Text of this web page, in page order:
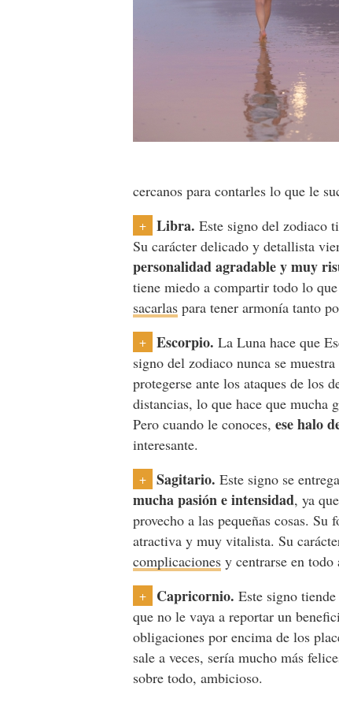
cercanos para contarles lo que le
+ Libra. Este signo del zodiaco
Su carácter delicado y detallista
personalidad agradable y muy
tiene miedo a compartir todo lo
sacarlas para tener armonía tanto
+ Escorpio. La Luna hace que
signo del zodiaco nunca se
protegerse ante los ataques de los
distancias, lo que hace que mucha
Pero cuando le conoces,ese halo
interesante.
+ Sagitario. Este signo se
mucha pasión e intensidad, ya
provecho a las pequeñas cosas.
atractiva y muy vitalista. Su
complicaciones y centrarse en
+ Capricornio. Este signo
que no le vaya a reportar un
obligaciones por encima de los
sale a veces, sería mucho más
sobre todo, ambicioso.